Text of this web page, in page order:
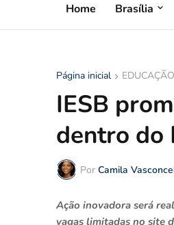
Home Brasília
Página inicial EDUCAÇÃO
IESB
dentro do
Por Camila
Ação inovadora será
vagas limitadas no site